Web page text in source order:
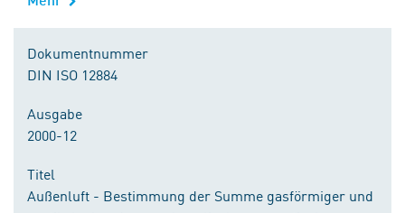
Dokumentnummer
DIN ISO 12884
Ausgabe
2000-12
Titel
Außenluft - Bestimmung der Summe gasförmiger und